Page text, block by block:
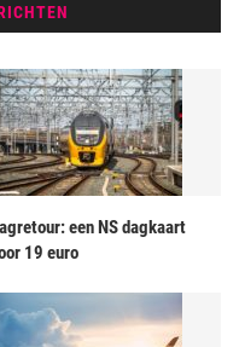
een NS dagkaart
19 euro